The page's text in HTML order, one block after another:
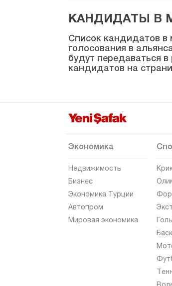
КАНДИДАТЫ В
Список кандидатов в
голосования в
будут передаваться
кандидатов на
Экономика
Недвижимость
Бизнес
Экономика Турции
Автопром
Мировая экономика